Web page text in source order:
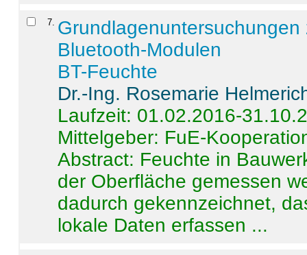
7
Bluetooth-Modulen
BT-Feuchte
Dr.-Ing. Rosemarie
Laufzeit: 01.02.2016-
Mittelgeber: FuE-
Abstract: Feuchte in
der Oberfläche gemessen
dadurch gekennzeichnet,
lokale Daten erfassen ...